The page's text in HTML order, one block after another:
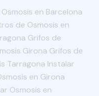
en Barcelona
de Osmosis en
Grifos de
Girona Grifos de
Tarragona Instalar
en Girona
Osmosis en